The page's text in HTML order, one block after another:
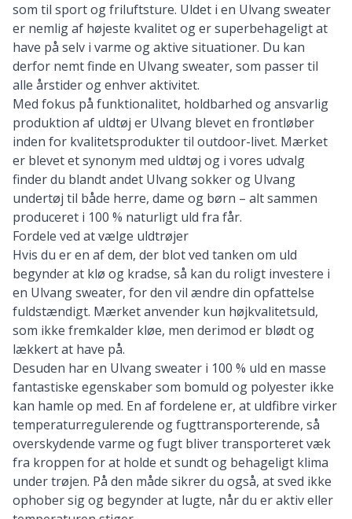
som til sport og friluftsture. Uldet i en Ulvang sweater
er nemlig af højeste kvalitet og er superbehageligt at
have på selv i varme og aktive situationer. Du kan
derfor nemt finde en Ulvang sweater, som passer til
alle årstider og enhver aktivitet.
Med fokus på funktionalitet, holdbarhed og ansvarlig
produktion af uldtøj er Ulvang blevet en frontløber
inden for kvalitetsprodukter til outdoor-livet. Mærket
er blevet et synonym med uldtøj og i vores udvalg
finder du blandt andet Ulvang sokkerog Ulvang
undertøj til både herre, dame og børn – alt sammen
produceret i 100 % naturligt uld fra får.
Fordele ved at vælge uldtrøjer
Hvis du er en af dem, der blot ved tanken om uld
begynder at klø og kradse, så kan du roligt investere i
en Ulvang sweater, for den vil ændre din opfattelse
fuldstændigt. Mærket anvender kun højkvalitetsuld,
som ikke fremkalder kløe, men derimod er blødt og
lækkert at have på.
Desuden har en Ulvang sweater i 100 % uld en masse
fantastiske egenskaber som bomuld og polyester ikke
kan hamle op med. En af fordelene er, at uldfibre virker
temperaturregulerende og fugttransporterende, så
overskydende varme og fugt bliver transporteret væk
fra kroppen for at holde et sundt og behageligt klima
under trøjen. På den måde sikrer du også, at sved ikke
ophober sig og begynder at lugte, når du er aktiv eller